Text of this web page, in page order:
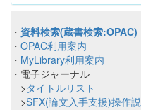
・ 資料検索(蔵書検索:OPAC)
・ OPAC利用案内
・ MyLibrary利用案内
・電子ジャーナル
>タイトルリスト
>SFX(論文入手支援)操作